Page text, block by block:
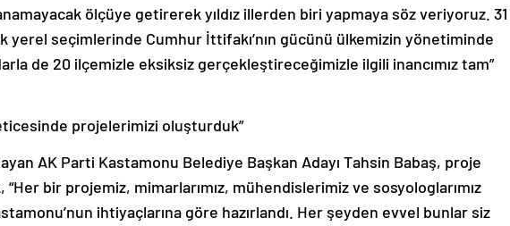
ölçüye getirerek yıldız illerden biri yapmaya söz veriyoruz. 31
yerel seçimlerinde Cumhur İttifakı’nın gücünü ülkemizin yönetiminde
de 20 ilçemizle eksiksiz gerçekleştireceğimizle ilgili inancımız tam”
projelerimizi oluşturduk”
AK Parti Kastamonu Belediye Başkan Adayı Tahsin Babaş, proje
“Her bir projemiz, mimarlarımız, mühendislerimiz ve sosyologlarımız
ihtiyaçlarına göre hazırlandı. Her şeyden evvel bunlar siz